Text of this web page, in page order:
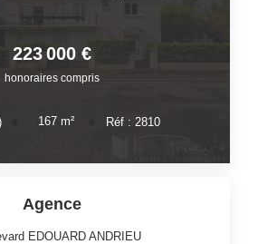
223 000 €
honoraires compris
167m² Réf : 2810
Agence
EDOUARD ANDRIEU